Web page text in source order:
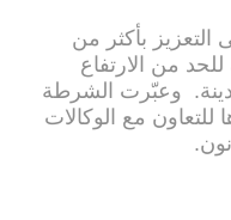
بأكثر من
من الارتفاع
وعبّرت الشرطة
مع الوكالات